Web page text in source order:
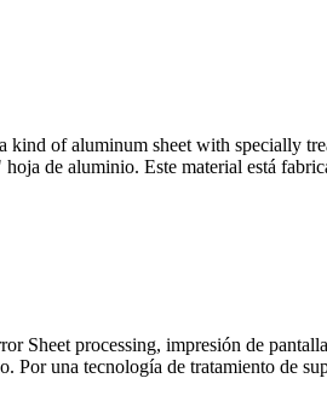
of aluminum sheet with specially
de aluminio. Este material está
Sheet processing, impresión de
una tecnología de tratamiento de